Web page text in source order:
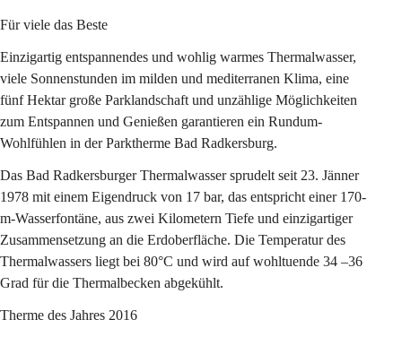
Für viele das Beste
Einzigartig entspannendes und wohlig warmes Thermalwasser,
viele Sonnenstunden im milden und mediterranen Klima, eine
fünf Hektar große Parklandschaft und unzählige Möglichkeiten
zum Entspannen und Genießen garantieren ein Rundum-
Wohlfühlen in der Parktherme Bad Radkersburg.
Das Bad Radkersburger Thermalwasser sprudelt seit 23. Jänner
1978 mit einem Eigendruck von 17 bar, das entspricht einer 170-
m-Wasserfontäne, aus zwei Kilometern Tiefe und einzigartiger
Zusammensetzung an die Erdoberfläche. Die Temperatur des
Thermalwassers liegt bei 80°C und wird auf wohltuende 34 –36
Grad für die Thermalbecken abgekühlt.
Therme des Jahres 2016